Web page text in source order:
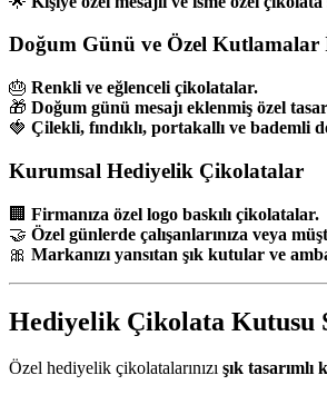
Doğum Günü ve Özel
🎂 Renkli ve eğlenceli çikolatalar.
🎁 Doğum günü mesajı eklenmiş özel
🍓 Çilekli, fındıklı, portakallı ve bademli
Kurumsal Hediyelik Çikolatalar
🏢 Firmanıza özel logo baskılı çikolatalar.
🤝 Özel günlerde çalışanlarınıza veya
🎀 Markanızı yansıtan şık kutular ve
Hediyelik Çikolata Kutusu
Özel hediyelik çikolatalarınızı şık tasarımlı